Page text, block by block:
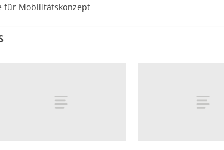
für Mobilitätskonzept